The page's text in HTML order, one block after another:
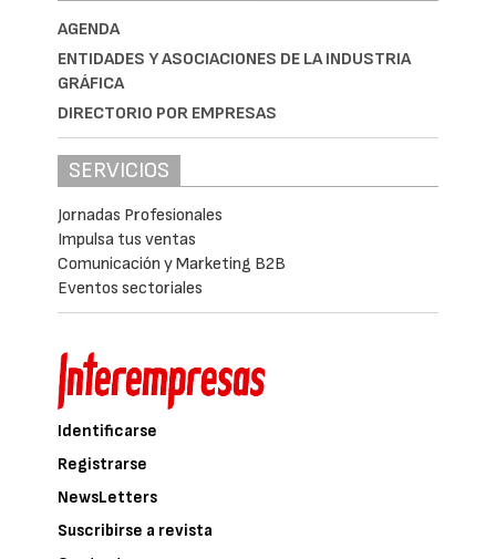
AGENDA
ENTIDADES Y ASOCIACIONES DE LA INDUSTRIA
GRÁFICA
DIRECTORIO POR EMPRESAS
SERVICIOS
Jornadas Profesionales
Impulsa tus ventas
Comunicación y Marketing B2B
Eventos sectoriales
Identificarse
Registrarse
NewsLetters
Suscribirse a revista